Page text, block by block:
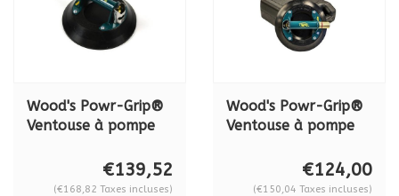
Wood's Powr-Grip®
Ventouse à pompe
€139,52
(€168,82 Taxes incluses)
Wood's Powr-Grip®
Ventouse à pompe
€124,00
(€150,04 Taxes incluses)